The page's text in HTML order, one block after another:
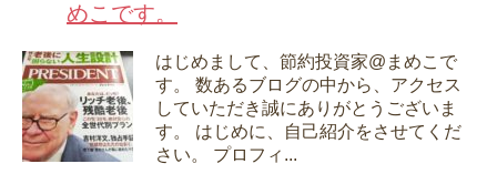
めこです。
はじめまして、節約投資家@まめこで
す。 数あるブログの中から、アクセス
していただき誠にありがとうございま
す。 はじめに、自己紹介をさせてくだ
さい。 プロフィ...